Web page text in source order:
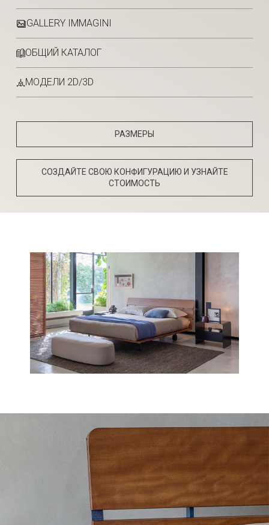
GALLERY IMMAGINI
ОБЩИЙ КАТАЛОГ
МОДЕЛИ 2D/3D
РАЗМЕРЫ
СОЗДАЙТЕ СВОЮ КОНФИГУРАЦИЮ И УЗНАЙТЕ
СТОИМОСТЬ